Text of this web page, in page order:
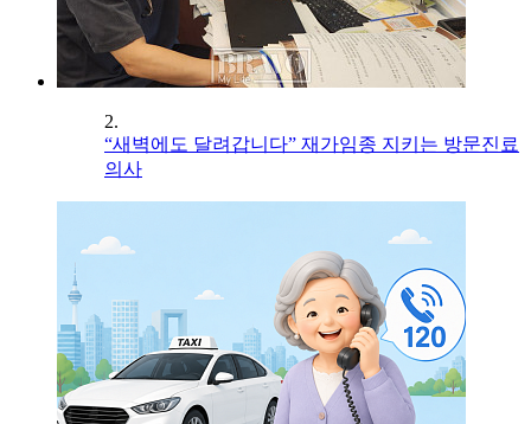
2.
“새벽에도 달려갑니다” 재가임종 지키는 방문진료
의사